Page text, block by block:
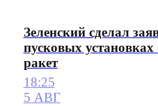
Зеленский сделал
пусковых установках
ракет
18:25
5 АВГ